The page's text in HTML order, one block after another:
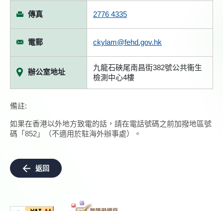
傳真 2776 4335
電郵 ckylam@fehd.gov.hk
辦公室地址
九龍石硤尾南昌街382號公共衞生
檢測中心4樓
備註:
如果在香港以外地方致電的話，請在電話號碼之前加撥地區號
碼「852」（不適用於駐海外辦事處）。
返回